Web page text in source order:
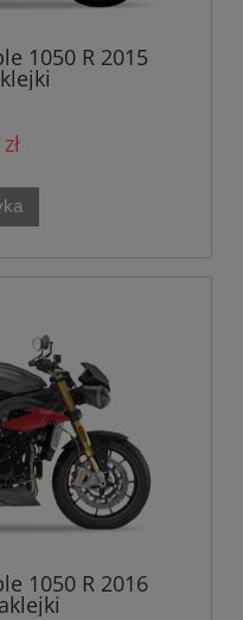
1050 R 2015
1050 R 2016